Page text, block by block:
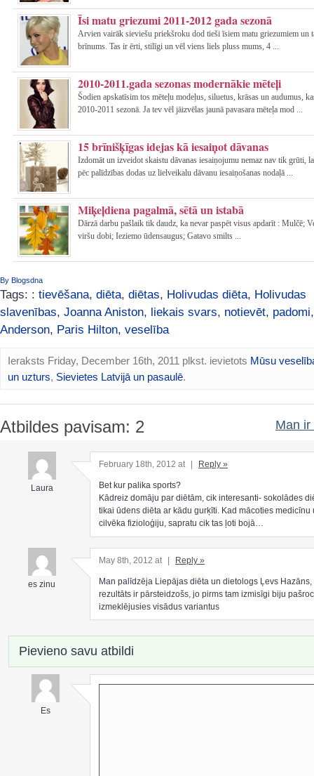
Īsi matu griezumi 2011-2012 gada sezonā
Arvien vairāk sieviešu priekšroku dod tieši īsiem matu griezumiem un
brīnums. Tas ir ērti, stilīgi un vēl viens liels pluss mums, 4 ...
2010-2011.gada sezonas modernākie mēteļi
Šodien apskatīsim tos mēteļu modeļus, siluetus, krāsas un audumus,
2010-2011 sezonā. Ja tev vēl jāizvēlas jaunā pavasara mēteļa mod ...
15 brīnišķīgas idejas kā iesaiņot dāvanas
Izdomāt un izveidot skaistu dāvanas iesaiņojumu nemaz nav tik grūti,
pēc palīdzības dodas uz lielveikalu dāvanu iesaiņošanas nodaļā ...
Miķeļdiena pagalmā, sētā un istabā
Dārzā darbu pašlaik tik daudz, ka nevar paspēt visus apdarīt : Mulčē;
viršu dobi; Ieziemo ūdensaugus; Gatavo smilts ...
By Blogsdna
Tags: : tievēšana, diēta, diētas, Holivudas diēta, Holivudas
slavenības, Joanna Aniston, liekais svars, notievēt, padomi
Anderson, Paris Hilton, veselība
Ieraksts Friday, December 16th, 2011 plkst. ievietots Mūsu
un uzturs, Sievietes Latvijā un pasaulē.
Atbildes pavisam: 2 Man ir
Laura
February 18th, 2012 at Reply »
Bet kur palika sports?
Kādreiz domāju par diētām, cik interesanti- sokolādes
tikai ūdens diēta ar kādu gurķīti. Kad mācoties medicīnu
cilvēka fizioloģiju, sapratu cik tas ļoti bojā…
es zinu
May 8th, 2012 at | Reply »
Man palīdzēja Liepājas diēta un dietologs Ļevs Hazāns,
rezultāts ir pārsteidzošs, jo pirms tam izmisīgi biju
izmeklējusies visādus variantus
Pievieno savu atbildi
Es